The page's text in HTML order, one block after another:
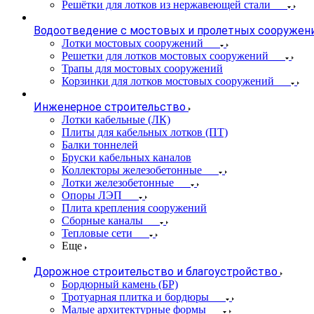
Решётки для лотков из нержавеющей стали
Водоотведение с мостовых и пролетных
Лотки мостовых сооружений
Решетки для лотков мостовых сооружений
Трапы для мостовых сооружений
Корзинки для лотков мостовых сооружений
Инженерное строительство
Лотки кабельные (ЛК)
Плиты для кабельных лотков (ПТ)
Балки тоннелей
Бруски кабельных каналов
Коллекторы железобетонные
Лотки железобетонные
Опоры ЛЭП
Плита крепления сооружений
Сборные каналы
Тепловые сети
Еще
Дорожное строительство и благоустройство
Бордюрный камень (БР)
Тротуарная плитка и бордюры
Малые архитектурные формы